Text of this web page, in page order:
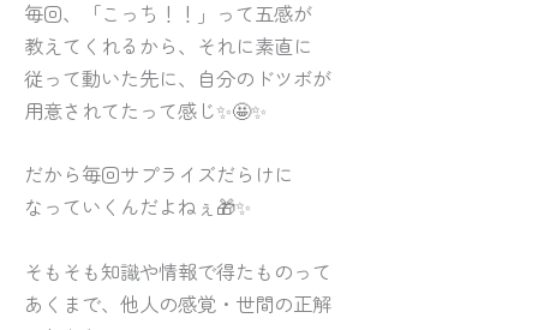
毎回、「こっち！！」って五感が
教えてくれるから、それに素直に
従って動いた先に、自分のドツボが
用意されてたって感じ✨🤩✨
だから毎回サプライズだらけに
なっていくんだよねぇ🎁✨
そもそも知識や情報で得たものって
あくまで、他人の感覚・世間の正解